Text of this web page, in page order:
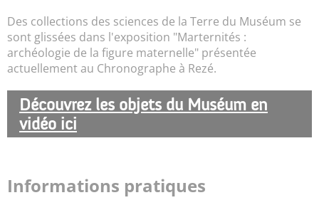
Des collections des sciences de la Terre du Muséum se
sont glissées dans l'exposition "Marternités :
archéologie de la figure maternelle" présentée
actuellement au Chronographe à Rezé.
Découvrez les objets du Muséum en
vidéo ici
Informations pratiques